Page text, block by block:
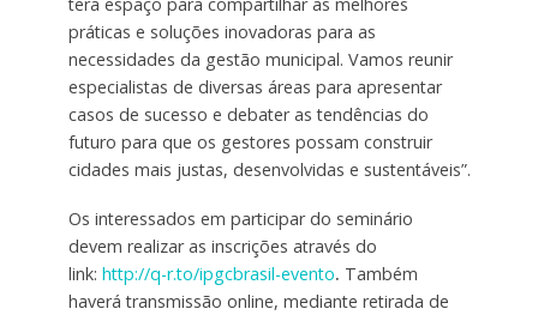
terá espaço para compartilhar as melhores
práticas e soluções inovadoras para as
necessidades da gestão municipal. Vamos reunir
especialistas de diversas áreas para apresentar
casos de sucesso e debater as tendências do
futuro para que os gestores possam construir
cidades mais justas, desenvolvidas e sustentáveis”.
Os interessados em participar do seminário
devem realizar as inscrições através do
link: http://q-r.to/ipgcbrasil-evento. Também
haverá transmissão online, mediante retirada de